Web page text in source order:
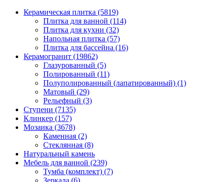
Керамическая плитка (5819)
Плитка для ванной (114)
Плитка для кухни (32)
Напольная плитка (57)
Плитка для бассейна (16)
Керамогранит (19862)
Глазурованный (5)
Полированный (11)
Полуполированный (лапатированный) (1)
Матовый (29)
Рельефный (3)
Ступени (7135)
Клинкер (157)
Мозаика (3678)
Каменная (2)
Стеклянная (8)
Натуральный камень
Мебель для ванной (239)
Тумба (комплект) (7)
Зеркала (6)